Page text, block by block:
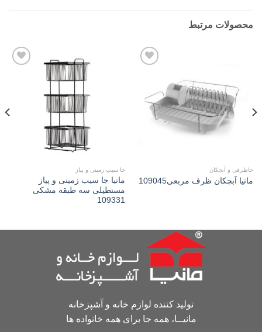
محصولات مرتبط
Add to
wishlist
جاظرفی و آبچکان
مانیا آبچکان ظرف مربعی109045
جا سیب زمینی و پیاز
مانیا جا سیب زمینی و پیاز
مستطیلی سه طبقه مشکی
109331
تولید کننده لوازم خانه و آشپزخانه
مانیــا، همه جا برای همه خانواده ها